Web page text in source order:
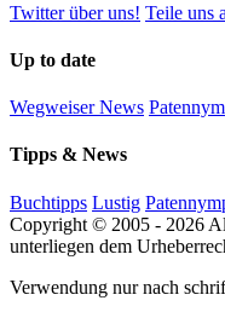
Twitter über uns! Teile uns
Up to date
Wegweiser News
Tipps & News
Buchtipps Lustig
Copyright © 2005 - 2026
unterliegen dem
Verwendung nur nach